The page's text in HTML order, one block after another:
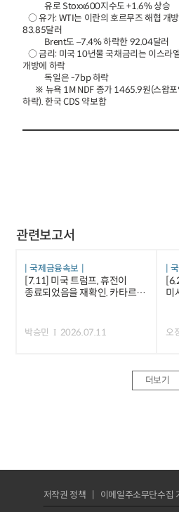
유로 Stoxx600지수도 +1.6% 상승
○ 유가: WTI는 이란의 호르무즈 해협 개
83.85달러
Brent도 –7.4% 하락한 92.04달러
○ 금리: 미국 10년물 국채금리는 이스라
개방에 하락
독일은 -7bp 하락
※ 뉴욕 1M NDF 종가 1465.9원(스왑포
하락). 한국 CDS 약보합
관련보고서
국제금융속보
[7.11] 미국 트럼프, 휴전이
종료되었음을 재확인. 카타르 등
박승민 2026.07.11
미
오
더보기
저작권 정책 이메일주소무단수집